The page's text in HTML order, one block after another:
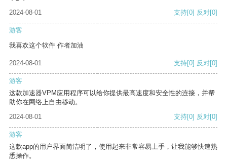
2024-08-01
支持[0] 反对[0]
游客
我喜欢这个软件 作者加油
2024-08-01 支持[0] 反对[0]
游客
这款加速器VPM应用程序可以给你提供最高速度和安全性的连接，并帮
助你在网络上自由移动。
2024-08-01
支持[0] 反对[0]
游客
这款app的用户界面简洁明了，使用起来非常容易上手，让我能够快速熟
悉操作。